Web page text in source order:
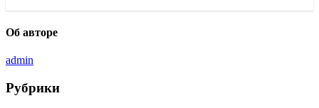
Об авторе
admin
Рубрики